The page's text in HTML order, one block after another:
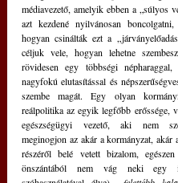
médiavezető, amelyik ebben a „súlyos
azt kezdené nyilvánosan
hogyan csinálták ezt a
céljuk vele, hogyan lehetne
rövidesen egy többségi
nagyfokú elutasítással és
szembe magát. Egy olyan
reálpolitika az egyik legfőbb erőssége,
egészségügyi vezető, aki nem
meginogjon az akár a kormányzat, akár
részéről belé vetett bizalom,
önszántából nem vág neki egy